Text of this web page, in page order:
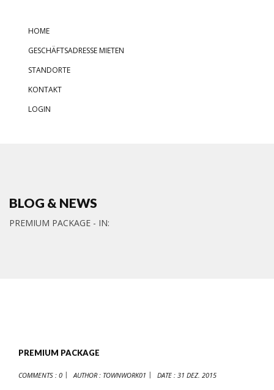
HOME
GESCHÄFTSADRESSE MIETEN
STANDORTE
KONTAKT
LOGIN
BLOG & NEWS
PREMIUM PACKAGE - IN:
PREMIUM PACKAGE
COMMENTS : 0 AUTHOR : TOWNWORK01 DATE : 31 DEZ. 2015